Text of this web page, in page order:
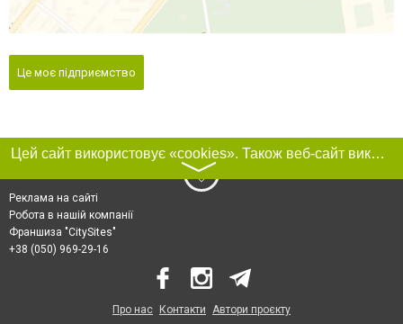
Це моє підприємство
Цей сайт використовує «cookies». Також веб-сайт використовує інтернет-сервіс для збору технічних даних стосовно відвідувачів з метою отримання маркетингової та статистичної інформації. Умови обробки даних відвідувачів сайту див.
〉
Реклама на сайті
Робота в нашій компанії
Франшиза "CitySites"
+38 (050) 969-29-16
Про нас Контакти Автори проєкту